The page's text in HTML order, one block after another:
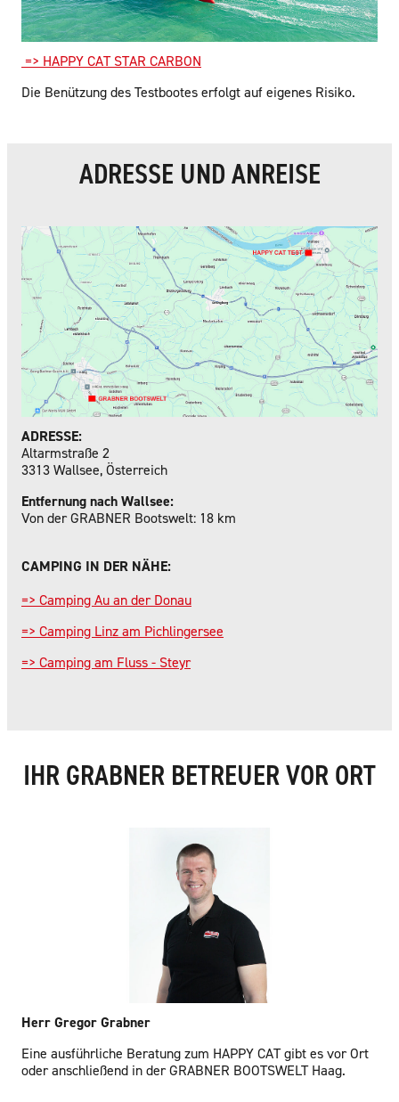
=> HAPPY CAT STAR CARBON
Die Benützung des Testbootes erfolgt auf eigenes Risiko.
ADRESSE UND ANREISE
ADRESSE:
Altarmstraße 2
3313 Wallsee, Österreich
Entfernung nach Wallsee:
Von der GRABNER Bootswelt: 18 km
CAMPING IN DER NÄHE:
=> Camping Au an der Donau
=> Camping Linz am Pichlingersee
=> Camping am Fluss - Steyr
IHR GRABNER BETREUER VOR ORT
Herr Gregor Grabner
Eine ausführliche Beratung zum HAPPY CAT gibt es vor Ort
oder anschließend in der GRABNER BOOTSWELT Haag.